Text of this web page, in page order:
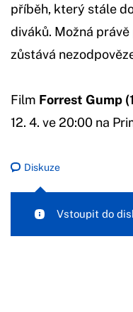
příběh, který stále
diváků. Možná
zůstává
Film Forrest Gump
12. 4. ve 20:00 na
Diskuze
Vstoupit do